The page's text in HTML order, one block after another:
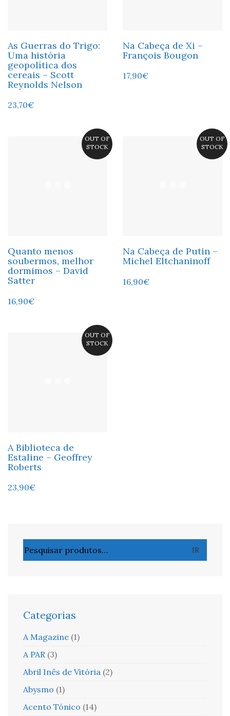
As Guerras do Trigo:
Uma história
geopolítica dos
cereais – Scott
Reynolds Nelson
23,70€
Na Cabeça de Xi –
François Bougon
17,90€
OUT OF
STOCK
Quanto menos
soubermos, melhor
dormimos – David
Satter
16,90€
OUT OF
STOCK
Na Cabeça de Putin –
Michel Eltchaninoff
16,90€
OUT OF
STOCK
A Biblioteca de
Estaline – Geoffrey
Roberts
23,90€
por:
IR
Categorias
A Magazine (1)
A PAR (3)
Abril Inês de Vitória (2)
Abysmo (1)
Acento Tónico (14)